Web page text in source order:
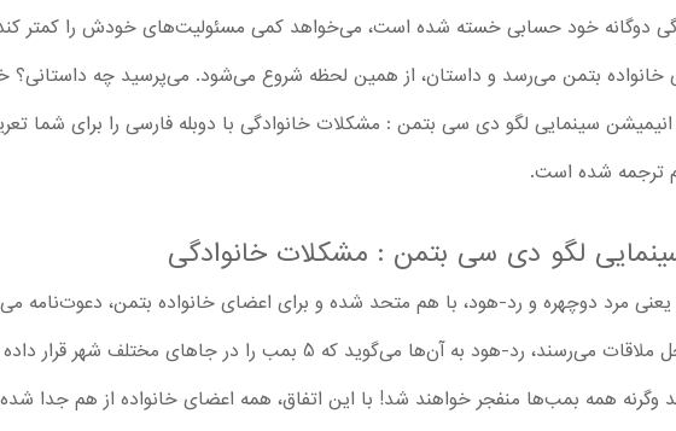
دوگانه خود حسابی خسته شده است، می‌خواهد کمی مسئولیت‌های خودش را کمتر
خانواده بتمن‌ می‌رسد و داستان، از همین لحظه شروع می‌شود. می‌پرسید چه
انیمیشن سینمایی لگو دی سی بتمن : مشکلات خانوادگی با دوبله فارسی را برای شما
ترجمه شده است.
لگو دی سی بتمن : مشکلات خانوادگی
مرد دوچهره و رد-هود، با هم متحد شده و برای اعضای خانواده بتمن، دعوت‌نامه
بت‌ومن و بت‌گرل به محل ملاقات می‌رسند، رد-هود به آن‌ها می‌گوید که 5 بمب
وگرنه همه بمب‌ها منفجر خواهند شد! با این اتفاق، همه اعضای خانواده از هم جدا